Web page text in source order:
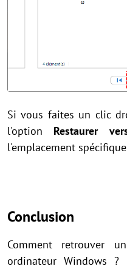
Si vous faites un clic
l'option Restaurer
l'emplacement
Conclusion
Comment retrouver
ordinateur Windows